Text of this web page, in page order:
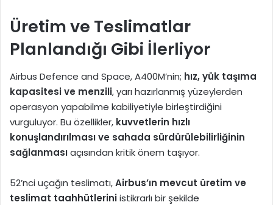
Üretim ve Teslimatlar
Planlandığı Gibi İlerliyor
Airbus Defence and Space, A400M’nin; hız, yük taşıma
kapasitesi ve menzili, yarı hazırlanmış yüzeylerden
operasyon yapabilme kabiliyetiyle birleştirdiğini
vurguluyor. Bu özellikler, kuvvetlerin hızlı
konuşlandırılması ve sahada sürdürülebilirliğinin
sağlanmasıaçısından kritik önem taşıyor.
52’nci uçağın teslimatı,Airbus’ın mevcut üretim ve
teslimat taahhütleriniistikrarlı bir şekilde